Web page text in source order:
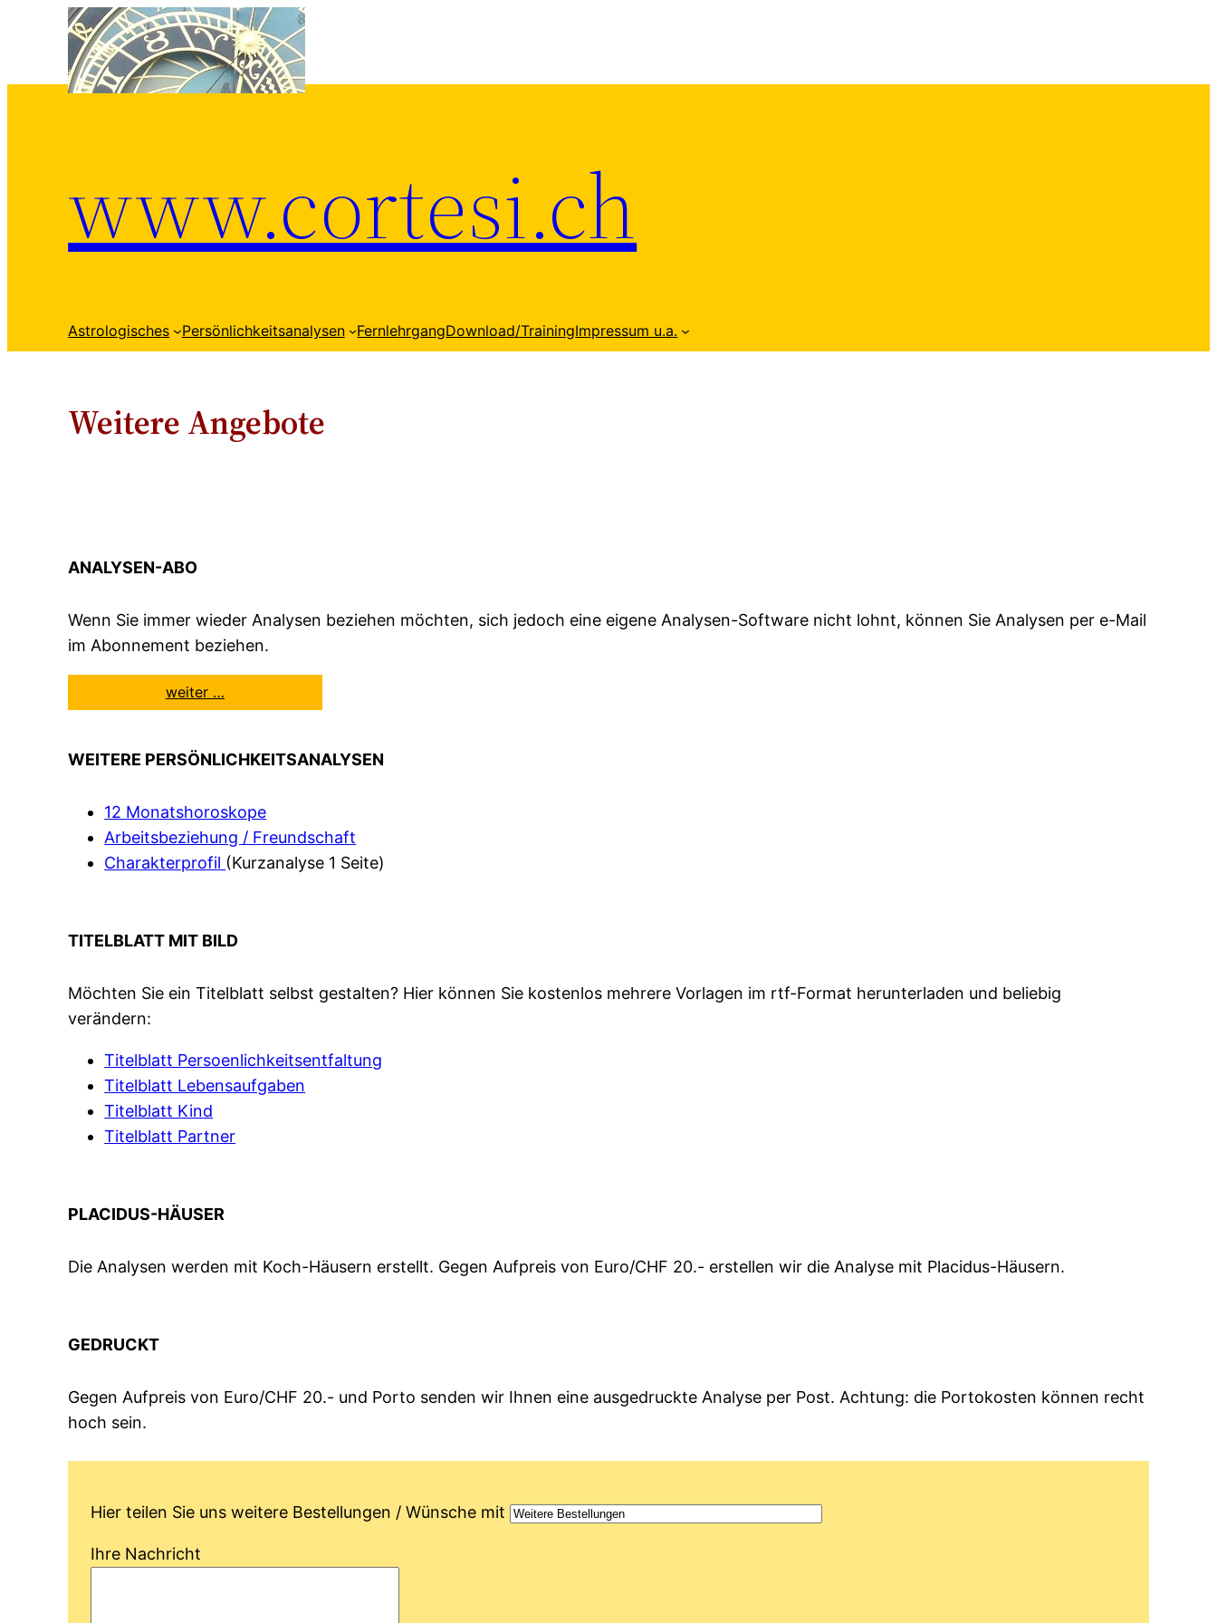
springen
www.cortesi.ch
Astrologisches Persönlichkeitsanalysen FernlehrgangDownload/TrainingImpressum u.a.
Weitere Angebote
ANALYSEN-ABO
Wenn Sie immer wieder Analysen beziehen möchten, sich jedoch eine eigene Analysen-Software nicht lohnt, können Sie Analysen per e-Mail
im Abonnement beziehen.
weiter …
WEITERE PERSÖNLICHKEITSANALYSEN
12 Monatshoroskope
Arbeitsbeziehung / Freundschaft
Charakterprofil (Kurzanalyse 1 Seite)
TITELBLATT MIT BILD
Möchten Sie ein Titelblatt selbst gestalten? Hier können Sie kostenlos mehrere Vorlagen im rtf-Format herunterladen und beliebig
verändern:
Titelblatt Persoenlichkeitsentfaltung
Titelblatt Lebensaufgaben
Titelblatt Kind
Titelblatt Partner
PLACIDUS-HÄUSER
Die Analysen werden mit Koch-Häusern erstellt. Gegen Aufpreis von Euro/CHF 20.- erstellen wir die Analyse mit Placidus-Häusern.
GEDRUCKT
Gegen Aufpreis von Euro/CHF 20.- und Porto senden wir Ihnen eine ausgedruckte Analyse per Post. Achtung: die Portokosten können recht
hoch sein.
Hier teilen Sie uns weitere Bestellungen / Wünsche mit
Ihre Nachricht